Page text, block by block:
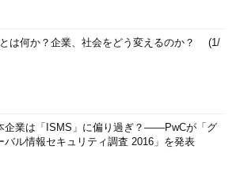
とは何か？企業、社会をどう変えるのか？ (1/
企業は「ISMS」に偏り過ぎ？――PwCが「グ
バル情報セキュリティ調査 2016」を発表